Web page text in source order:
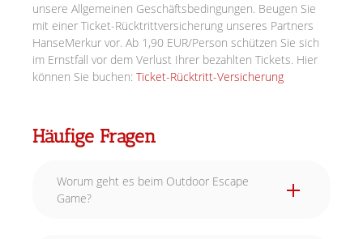
unsere Allgemeinen Geschäftsbedingungen. Beugen Sie
mit einer Ticket-Rücktrittversicherung unseres Partners
HanseMerkur vor. Ab 1,90 EUR/Person schützen Sie sich
im Ernstfall vor dem Verlust Ihrer bezahlten Tickets. Hier
können Sie buchen: Ticket-Rücktritt-Versicherung
Häufige Fragen
Worum geht es beim Outdoor Escape
Game?